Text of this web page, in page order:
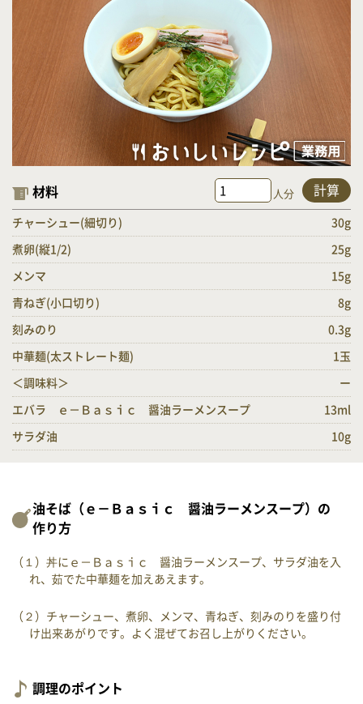
材料 人分 計算
チャーシュー(細切り) 30g
煮卵(縦1/2) 25g
メンマ 15g
青ねぎ(小口切り) 8g
刻みのり 0.3g
中華麺(太ストレート麺) 1玉
＜調味料＞ ー
エバラ ｅ－Ｂａｓｉｃ 醤油ラーメンスープ 13ml
サラダ油 10g
油そば（ｅ－Ｂａｓｉｃ 醤油ラーメンスープ）の
作り方
（１）丼にｅ－Ｂａｓｉｃ 醤油ラーメンスープ、サラダ油を入
れ、茹でた中華麺を加えあえます。
（２）チャーシュー、煮卵、メンマ、青ねぎ、刻みのりを盛り付
け出来あがりです。よく混ぜてお召し上がりください。
調理のポイント